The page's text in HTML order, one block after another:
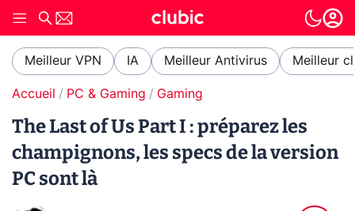
Meilleur VPN IA Meilleur Antivirus Meilleur
Accueil PC & Gaming Gaming
The Last of Us Part I : préparez les
champignons, les specs de la version
PC sont là